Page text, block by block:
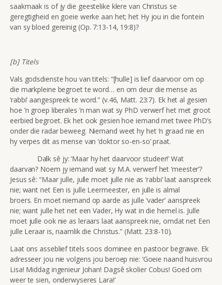
saakmaak is of jy die geestelike klere van Christus se
geregtigheid en goeie werke aan het; het Hy jou in die fontein
van sy bloed gereinig (Op. 7:13-14, 19:8)?
[b] Titels
Vals godsdienste hou van titels: “[hulle] is lief daarvoor om op
die markpleine begroet te word… en om deur die mense as
‘rabbi’ aangespreek te word.” (v.46, Matt. 23:7). Ek het al gesien
hoe ’n groep liberales ’n man wat sy PhD verwerf het met groot
eerbied begroet. Ek het ook gesien hoe iemand met twee PhD’s
onder die radar beweeg. Niemand weet hy het ’n graad nie en
hy verpes dit as mense van ‘doktor so-en-so’ praat.
Dalk sê jy: ‘Maar hy het daarvoor studeer!’ Wat
daarvan? Noem jy iemand wat sy M.A. verwerf het ‘meester’?
Jesus sê: “Maar julle, julle moet julle nie as ‘rabbi’ laat aanspreek
nie; want net Een is julle Leermeester, en julle is almal
broers. En moet niemand op aarde as julle ‘vader’ aanspreek
nie; want julle het net een Vader, Hy wat in die hemel is. Julle
moet julle ook nie as leraars laat aanspreek nie, omdat net Een
julle Leraar is, naamlik die Christus.” (Matt. 23:8-10).
Laat ons asseblief titels soos dominee en pastoor begrawe. Ek
adresseer jou nie volgens jou beroep nie: ‘Goeie naand huisvrou
Lisa! Middag ingenieur Johan! Dagsê skolier Cobus! Goed om
weer te sien, onderwyseres Lara!’